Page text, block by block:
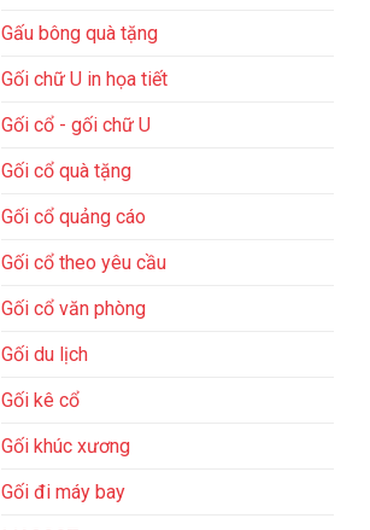
Gấu bông quà tặng
Gối chữ U in họa tiết
Gối cổ - gối chữ U
Gối cổ quà tặng
Gối cổ quảng cáo
Gối cổ theo yêu cầu
Gối cổ văn phòng
Gối du lịch
Gối kê cổ
Gối khúc xương
Gối đi máy bay